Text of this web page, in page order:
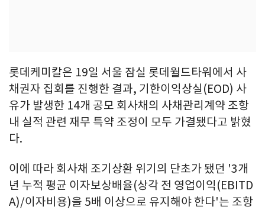
롯데케미칼은 19일 서울 잠실 롯데월드타워에서 사
채권자 집회를 진행한 결과, 기한이익상실(EOD) 사
유가 발생한 14개 공모 회사채의 사채관리계약 조항
내 실적 관련 재무 특약 조정이 모두 가결됐다고 밝혔
다.
이에 따라 회사채 조기상환 위기의 단초가 됐던 '3개
년 누적 평균 이자보상배율(상각 전 영업이익(EBITD
A)/이자비용)을 5배 이상으로 유지해야 한다'는 조항